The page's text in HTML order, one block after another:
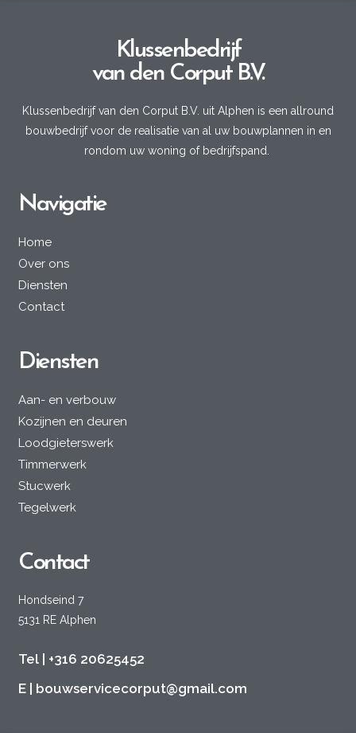
Klussenbedrijf
van den Corput B.V.
Klussenbedrijf van den Corput B.V. uit Alphen is een allround
bouwbedrijf voor de realisatie van al uw bouwplannen in en
rondom uw woning of bedrijfspand.
Navigatie
Home
Over ons
Diensten
Contact
Diensten
Aan- en verbouw
Kozijnen en deuren
Loodgieterswerk
Timmerwerk
Stucwerk
Tegelwerk
Contact
Hondseind 7
5131 RE Alphen
Tel | +316 20625452
E | bouwservicecorput@gmail.com